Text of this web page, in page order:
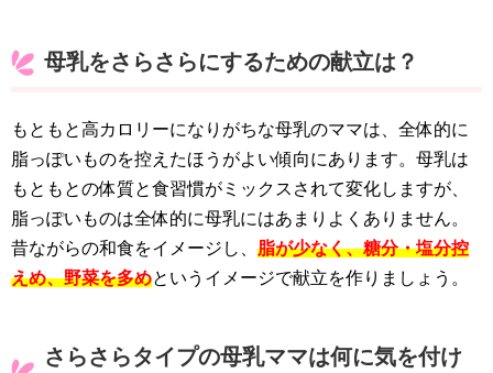
母乳をさらさらにするための献立は？
もともと高カロリーになりがちな母乳のママは、全体的に
脂っぽいものを控えたほうがよい傾向にあります。母乳は
もともとの体質と食習慣がミックスされて変化しますが、
脂っぽいものは全体的に母乳にはあまりよくありません。
昔ながらの和食をイメージし、 脂が少なく、糖分・塩分控
えめ、野菜を多めというイメージで献立を作りましょう。
さらさらタイプの母乳ママは何に気を付け